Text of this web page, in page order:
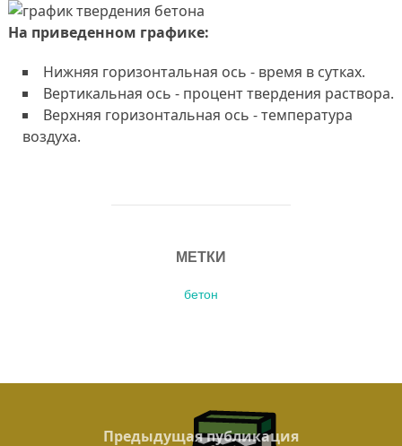
На приведенном графике:
Нижняя горизонтальная ось - время в сутках.
Вертикальная ось - процент твердения раствора.
Верхняя горизонтальная ось - температура
воздуха.
МЕТКИ
бетон
Previous
Предыдущая публикация